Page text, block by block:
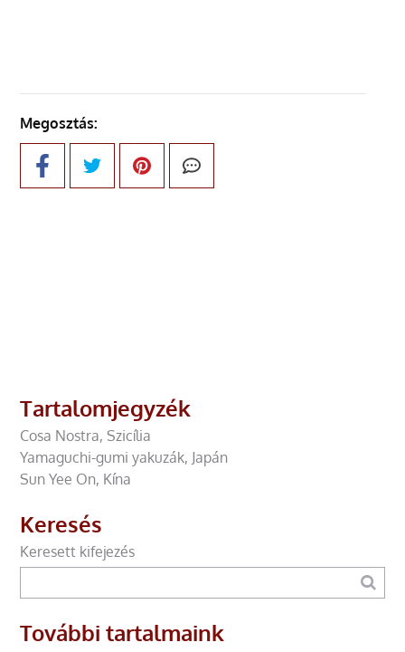
Megosztás:
Tartalomjegyzék
Cosa Nostra, Szicília
Yamaguchi-gumi yakuzák, Japán
Sun Yee On, Kína
Keresés
Keresett kifejezés
További tartalmaink